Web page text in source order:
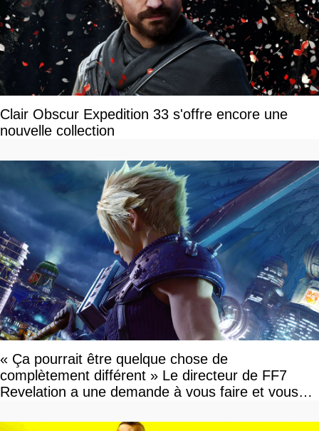
Clair Obscur Expedition 33 s'offre encore une
nouvelle collection
« Ça pourrait être quelque chose de
complètement différent » Le directeur de FF7
Revelation a une demande à vous faire et vous